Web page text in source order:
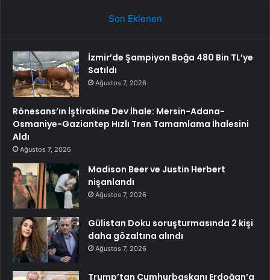
Son Eklenen
İzmir’de Şampiyon Boğa 480 Bin TL’ye
Satıldı
Ağustos 7, 2026
Rönesans’ın İştirakine Dev İhale: Mersin-Adana-
Osmaniye-Gaziantep Hızlı Tren Tamamlama İhalesini
Aldı
Ağustos 7, 2026
Madison Beer ve Justin Herbert
nişanlandı
Ağustos 7, 2026
Gülistan Doku soruşturmasında 2 kişi
daha gözaltına alındı
Ağustos 7, 2026
Trump’tan Cumhurbaşkanı Erdoğan’a